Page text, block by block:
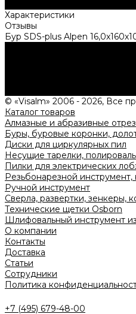
Характеристики
Отзывы
Бур SDS-plus Alpen
© «Visalm» 2006 - 2026, Все
Каталог товаров
Алмазные и абразивные
Буры, буровые коронки,
Диски для циркулярных пил
Несущие тарелки,
Пилки для электрических
Резьбонарезной
Ручной инструмент
Сверла, развертки, зенкеры,
Технические щетки Osborn
Шлифовальный инструмент
О компании
Контакты
Доставка
Статьи
Сотрудники
Политика
+7 (495) 679-48-00